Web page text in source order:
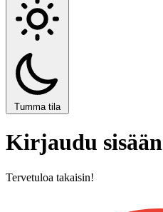
Tumma tila
Kirjaudu sisään
Tervetuloa takaisin!